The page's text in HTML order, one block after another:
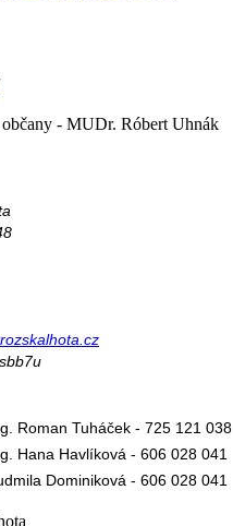
- MUDr. Róbert Uhnák
Roman Tuháček - 725 121 038
Hana Havlíková - 606 028 041
Dominiková - 606 028 041